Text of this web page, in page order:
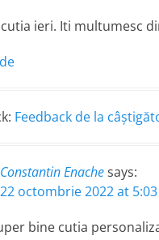
ieri. Iti multumesc
Feedback de la
Constantin Enachesays:
22 octombrie 2022 at 5:03
bine cutia